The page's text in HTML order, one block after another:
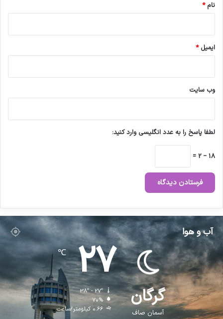
نام*
ایمیل*
وب‌ سایت
لطفا پاسخ را به عدد انگلیسی وارد کنید:
18 − 2 =
آب و هوا
گرگان
آسمان صاف
27
℃
38º - 27º
70%
0.66 کیلومتر/ساعت